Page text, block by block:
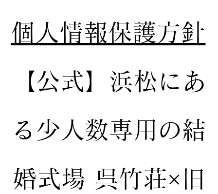
個人情報保護方針
【公式】 浜松にあ
る少人数専用の結
婚式場 呉竹荘×旧